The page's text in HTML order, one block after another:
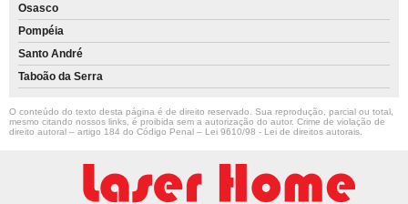
Osasco
Pompéia
Santo André
Taboão da Serra
O conteúdo do texto desta página é de direito reservado. Sua reprodução, parcial ou total,
mesmo citando nossos links, é proibida sem a autorização do autor. Crime de violação de
direito autoral – artigo 184 do Código Penal – Lei 9610/98 - Lei de direitos autorais